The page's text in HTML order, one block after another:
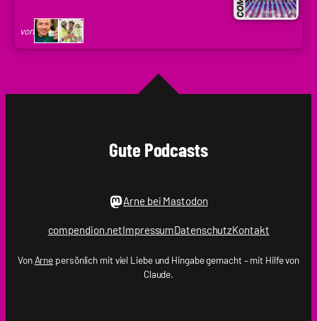
von
Codenaga,
Holger
Gute Podcasts
Arne bei Mastodon
compendion.netImpressumDatenschutzKontakt
VonArne persönlich mit viel Liebe und Hingabe gemacht – mit Hilfe von
Claude.